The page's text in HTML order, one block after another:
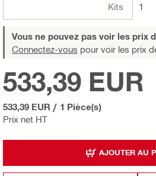
Kits 1
Vous ne pouvez pas voir les prix
Connectez-vous pour voir les prix
Prix net HT
533,39 EUR
533,39 EUR / 1 Pièce(s)
AJOUTER AU